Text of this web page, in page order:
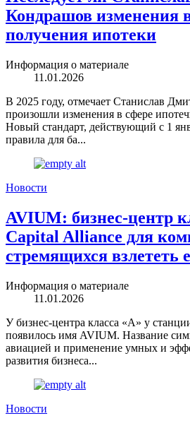
Кондрашов изменения
получения ипотеки
Информация о материале
11.01.2026
В 2025 году, отмечает Станислав
произошли изменения в сфере
Новый стандарт, действующий с 1
правила для ба...
Новости
AVIUM: бизнес-центр
Capital Alliance для
стремящихся
Информация о материале
11.01.2026
У бизнес-центра класса «А» у
появилось имя AVIUM. Название
авиацией и применение умных и
развития бизнеса...
Новости